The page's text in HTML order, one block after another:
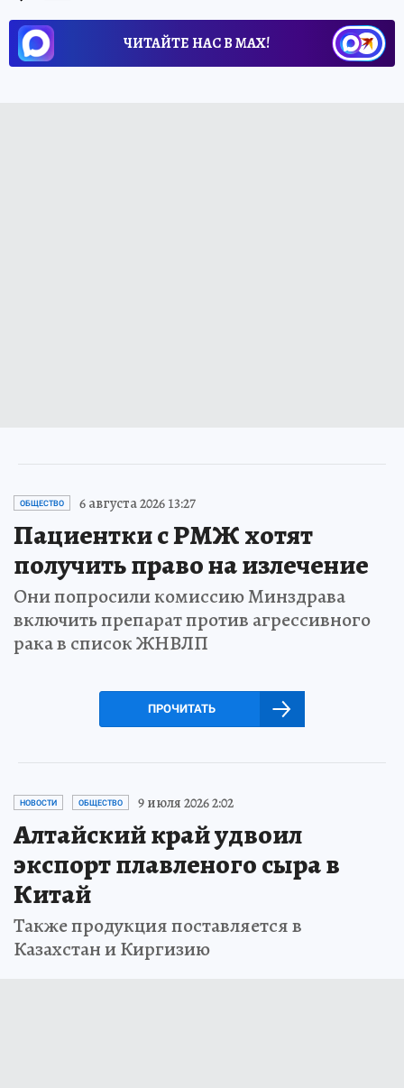
ЧИТАЙТЕ НАС В МАХ!
ОБЩЕСТВО 6 августа 2026 13:27
Пациентки с РМЖ хотят
получить право на излечение
Они попросили комиссию Минздрава
включить препарат против агрессивного
рака в список ЖНВЛП
ПРОЧИТАТЬ
НОВОСТИ ОБЩЕСТВО 9 июля 2026 2:02
Алтайский край удвоил
экспорт плавленого сыра в
Китай
Также продукция поставляется в
Казахстан и Киргизию